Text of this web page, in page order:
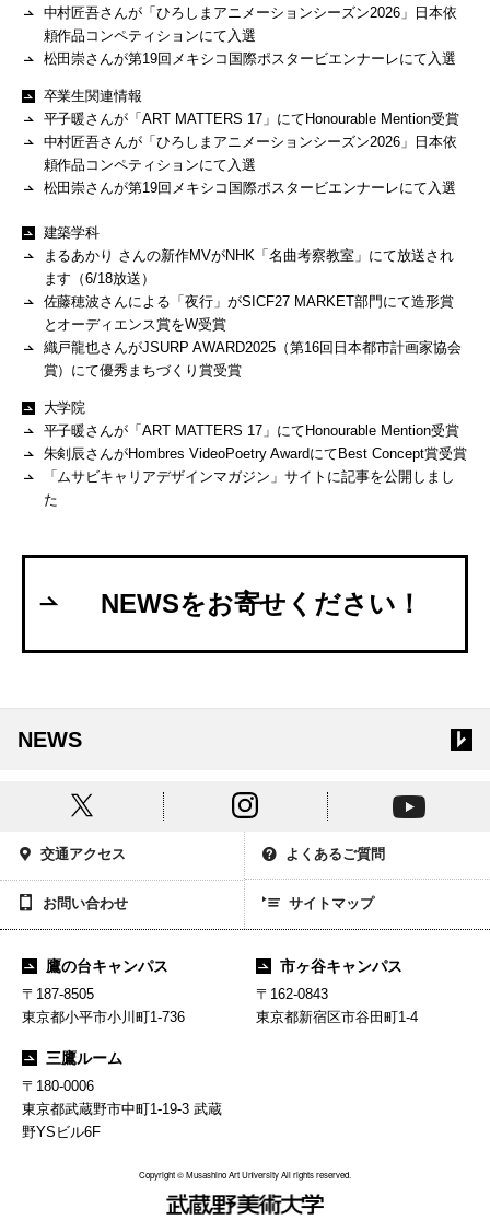
中村匠吾さんが「ひろしまアニメーションシーズン2026」日本依
頼作品コンペティションにて入選
松田崇さんが第19回メキシコ国際ポスタービエンナーレにて入選
卒業生関連情報
平子暖さんが「ART MATTERS 17」にてHonourable Mention受賞
中村匠吾さんが「ひろしまアニメーションシーズン2026」日本依
頼作品コンペティションにて入選
松田崇さんが第19回メキシコ国際ポスタービエンナーレにて入選
建築学科
まるあかり さんの新作MVがNHK「名曲考察教室」にて放送され
ます（6/18放送）
佐藤穂波さんによる「夜行」がSICF27 MARKET部門にて造形賞
とオーディエンス賞をW受賞
織戸龍也さんがJSURP AWARD2025（第16回日本都市計画家協会
賞）にて優秀まちづくり賞受賞
大学院
平子暖さんが「ART MATTERS 17」にてHonourable Mention受賞
朱剣辰さんがHombres VideoPoetry AwardにてBest Concept賞受賞
「ムサビキャリアデザインマガジン」サイトに記事を公開しまし
た
NEWSをお寄せください！
NEWS
交通アクセス よくあるご質問
お問い合わせ サイトマップ
鷹の台キャンパス
〒187-8505
東京都小平市小川町1-736
市ヶ谷キャンパス
〒162-0843
東京都新宿区市谷田町1-4
三鷹ルーム
〒180-0006
東京都武蔵野市中町1-19-3 武蔵
野YSビル6F
Copyright © Musashino Art University All rights reserved.